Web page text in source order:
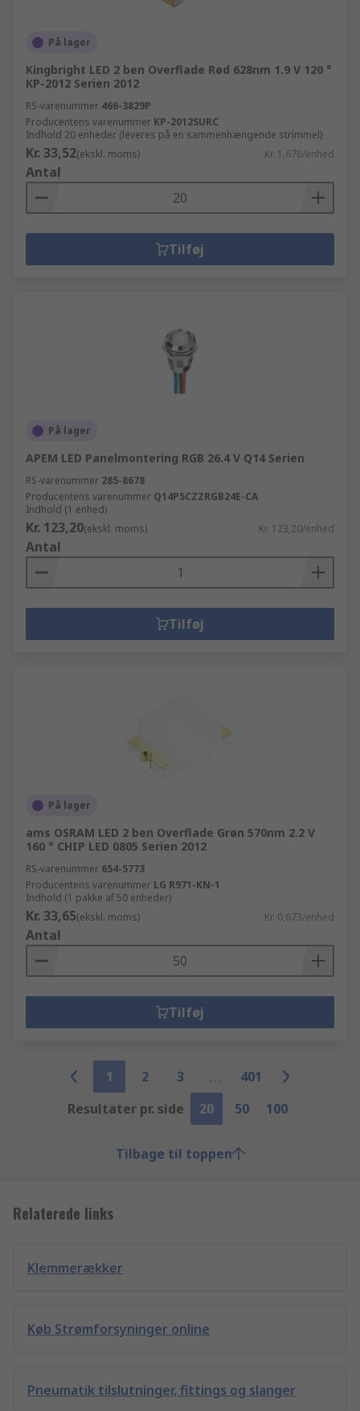
På lager
Kingbright LED 2 ben Overflade Rød 628nm 1.9 V 120 °
KP-2012 Serien 2012
RS-varenummer 466-3829P
Producentens varenummer KP-2012SURC
Indhold 20 enheder (leveres på en sammenhængende strimmel)
Kr. 33,52(ekskl. moms) Kr. 1,676/enhed
Antal
Tilføj
På lager
APEM LED Panelmontering RGB 26.4 V Q14 Serien
RS-varenummer 285-8678
Producentens varenummer Q14P5CZZRGB24E-CA
Indhold (1 enhed)
Kr. 123,20(ekskl. moms) Kr. 123,20/enhed
Antal
Tilføj
På lager
ams OSRAM LED 2 ben Overflade Grøn 570nm 2.2 V
160 ° CHIP LED 0805 Serien 2012
RS-varenummer 654-5773
Producentens varenummer LG R971-KN-1
Indhold (1 pakke af 50 enheder)
Kr. 33,65(ekskl. moms) Kr. 0,673/enhed
Antal
Tilføj
1 2 3
401
Resultater pr. side
20 50 100
Tilbage til toppen
Relaterede links
Klemmerækker
Køb Strømforsyninger online
Pneumatik tilslutninger, fittings og slanger